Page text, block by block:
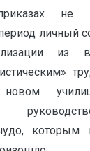
не
личный
из
новом
которым